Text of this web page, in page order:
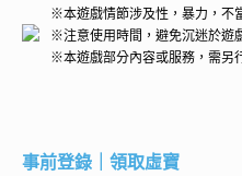
※本遊戲情節涉及性，暴力，不
※注意使用時間，避免沉迷於遊
※本遊戲部分內容或服務，需另
事前登錄｜領取虛寶